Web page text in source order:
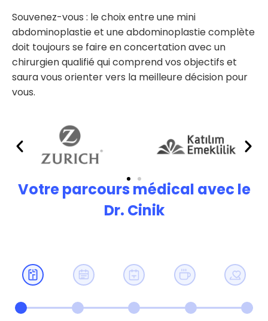
Souvenez-vous : le choix entre une mini
abdominoplastie et une abdominoplastie complète
doit toujours se faire en concertation avec un
chirurgien qualifié qui comprend vos objectifs et
saura vous orienter vers la meilleure décision pour
vous.
Votre parcours médical avec le
Dr. Cinik